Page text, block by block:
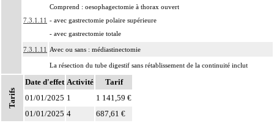
Notes
7.3.1.11
Comprend : oesophagectomie à thorax ouvert
- avec gastrectomie polaire supérieure
- avec gastrectomie totale
7.3.1.11 Avec ou sans : médiastinectomie
7.3
La résection du tube digestif sans rétablissement de la continuité inclut
l'abouchement d'une ou des deux extrémités du tube digestif à la peau [stomies
cutanées].
Tarifs
Date d'effet Activité
Tarif
01/01/2025 1
1 141,59 €
01/01/2025 4 687,61 €